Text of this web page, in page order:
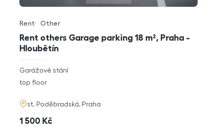
Rent others Garage parking 18 m², Praha -
Hloubětín
Offer type
Rent
Property type
Other
rozměry
disposition
Garážové stání
funkce
top floor
adresa
st. Poděbradská, Praha
cena
1 500 Kč